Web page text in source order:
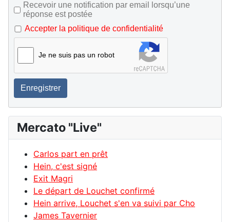
Recevoir une notification par email lorsqu’une
réponse est postée
Accepter la politique de confidentialité
Je ne suis pas un robot
Enregistrer
Mercato "Live"
Carlos part en prêt
Hein, c'est signé
Exit Magri
Le départ de Louchet confirmé
Hein arrive, Louchet s'en va suivi par Cho
James Tavernier